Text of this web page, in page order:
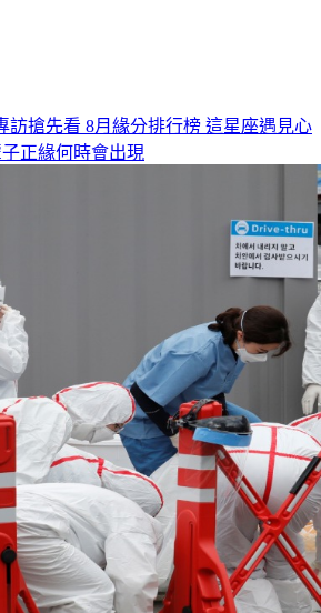
訪搶先看 8月緣分排行榜 這星座遇見心
正緣何時會出現